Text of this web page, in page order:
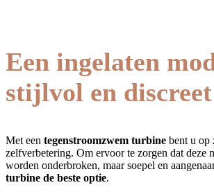
Een ingelaten
stijlvol en discreet
Met een tegenstroomzwem turbine bent u op
zelfverbetering. Om ervoor te zorgen dat deze
worden onderbroken, maar soepel en
turbine de beste optie.